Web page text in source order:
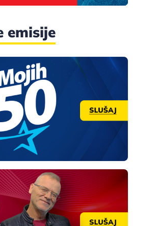
emisije